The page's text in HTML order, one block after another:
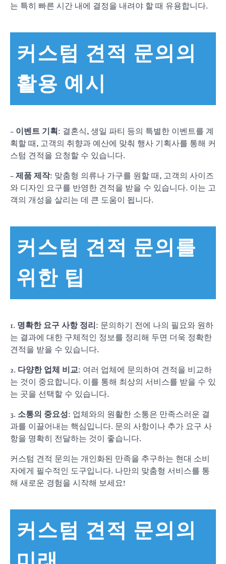
는 특히 빠른 시간 내에 결정을 내려야 할 때 유용합니다.
커스텀 견적 문의의
활용 예시
– 이벤트 기획 : 결혼식, 생일 파티 등의 특별한 이벤트를 계
획할 때, 고객의 취향과 예산에 맞춰 행사 기획사를 통해 커
스텀 견적을 요청할 수 있습니다.
– 제품 제작: 맞춤형 의류나 가구를 원할 때, 고객의 사이즈
와 디자인 요구를 반영한 견적을 받을 수 있습니다. 이는 고
객의 개성을 살리는 데 큰 도움이 됩니다.
커스텀 견적 문의를
위한 팁
1. 명확한 요구 사항 정리 : 문의하기 전에 나의 필요와 원하
는 결과에 대한 구체적인 정보를 정리해 두면 더욱 정확한
견적을 받을 수 있습니다.
2. 다양한 업체 비교: 여러 업체에 문의하여 견적을 비교하
는 것이 중요합니다. 이를 통해 최상의 서비스를 받을 수 있
는 곳을 선택할 수 있습니다.
3. 소통의 중요성: 업체와의 원활한 소통은 만족스러운 결
과를 이끌어내는 핵심입니다. 문의 사항이나 추가 요구 사
항을 명확히 전달하는 것이 좋습니다.
커스텀 견적 문의는 개인화된 만족을 추구하는 현대 소비
자에게 필수적인 도구입니다. 나만의 맞춤형 서비스를 통
해 새로운 경험을 시작해 보세요!
커스텀 견적 문의의